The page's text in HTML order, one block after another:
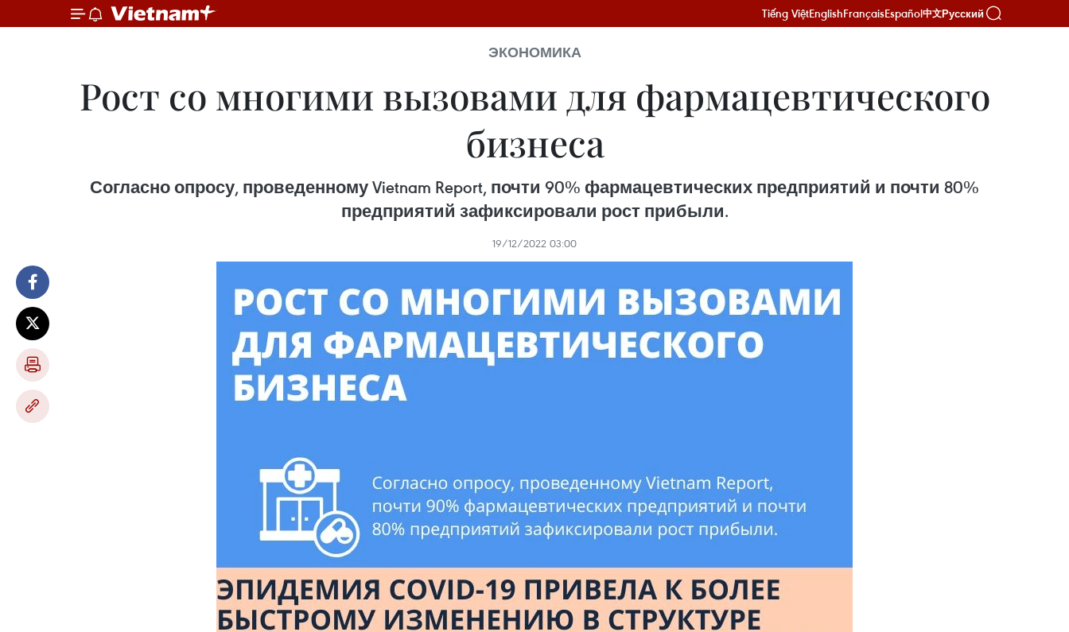
Tiếng ViệtEnglishFrançaisEspañol中文Русский
ЭКОНОМИКА
Рост со многими вызовами для фармацевтического
бизнеса
Согласно опросу, проведенному Vietnam Report, почти 90% фармацевтических предприятий и почти 80%
предприятий зафиксировали рост прибыли.
19/12/2022 03:00